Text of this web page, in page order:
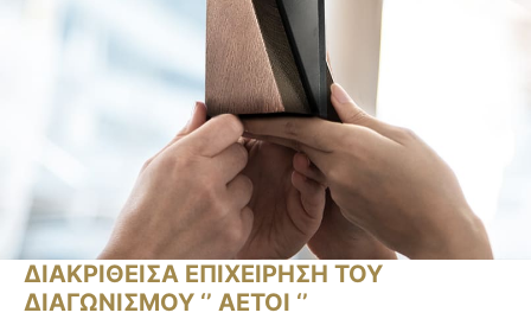
ΔΙΑΚΡΙΘΕΙΣΑ ΕΠΙΧΕΙΡΗΣΗ ΤΟΥ
ΔΙΑΓΩΝΙΣΜΟΥ ‘’ ΑΕΤΟΙ ‘’